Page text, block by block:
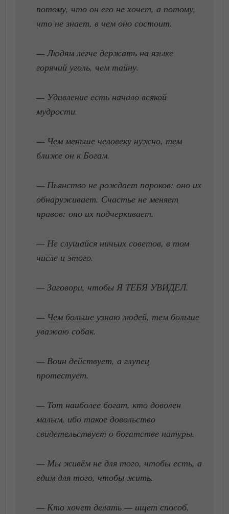
потому, что он его не хочет, а потому,
что не знает, в чем оно состоит.
— Людям легче держать на языке
горячий уголь, чем тайну.
— Удивление есть начало всякой
мудрости.
— Чем меньше человеку нужно, тем
ближе он к Богам.
— Пьянство не рождает пороков: оно их
обнаруживает. Счастье не меняет
нравов: оно их подчеркивает.
— Не слушайся ничьих советов, в том
числе и этого.
— Заговори, чтобы Я ТЕБЯ УВИДЕЛ.
— Чем больше узнаю людей, тем больше
уважаю собак.
— Воин действует, а глупец
протестует.
— Тот наиболее богат, кто доволен
малым, ибо такое довольство
свидетельствует о богатстве натуры.
— Мы живём не для того, чтобы есть, а
едим для того, чтобы жить.
— Кто хочет делать — ищет способ,